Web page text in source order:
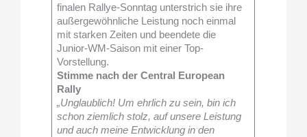
finalen Rallye-Sonntag unterstrich sie ihre
außergewöhnliche Leistung noch einmal
mit starken Zeiten und beendete die
Junior-WM-Saison mit einer Top-
Vorstellung.
Stimme nach der Central European
Rally
„Unglaublich! Um ehrlich zu sein, bin ich
schon ziemlich stolz, auf unsere Leistung
und auch meine Entwicklung in den